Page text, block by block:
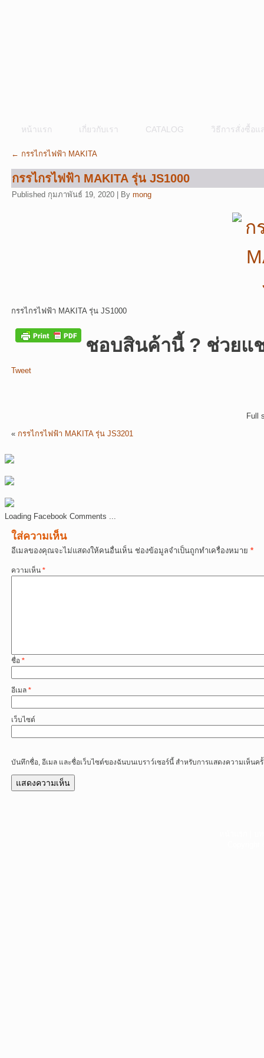
หน้าแรก เกี่ยวกับเรา CATALOG วิธีการสั่งซื้อแ
← กรรไกรไฟฟ้า MAKITA
กรรไกรไฟฟ้า MAKITA รุ่น JS1000
Published กุมภาพันธ์ 19, 2020 By mong
กรรไกรไฟฟ้า MAKITA รุ่น JS1000
ชอบสินค้านี้ ? ช่วยแ
Tweet
Full
« กรรไกรไฟฟ้า MAKITA รุ่น JS3201
Loading Facebook Comments ...
ใส่ความเห็น
อีเมลของคุณจะไม่แสดงให้คนอื่นเห็น ช่องข้อมูลจำเป็นถูกทำเครื่องหมาย *
ความเห็น *
ชื่อ *
อีเมล *
เว็บไซต์
บันทึกชื่อ, อีเมล และชื่อเว็บไซต์ของฉันบนเบราว์เซอร์นี้ สำหรับการแสดงความเห็นค